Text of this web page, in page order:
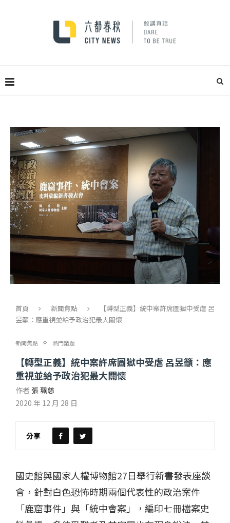
首頁 新聞焦點
【轉型正義】統中案許席圖獄中受虐 呂
昱籲：應重視並給予政治犯最大關懷
新聞焦點 熱門議題
【轉型正義】統中案許席圖獄中受虐 呂昱籲：應
重視並給予政治犯最大關懷
作者 張 珮慈
2020 年 12 月 28 日
分享
國史館與國家人權博物館27日舉行新書發表座談
會，針對白色恐怖時期兩個代表性的政治案件
「鹿窟事件」與「統中會案」，編印七冊檔案史